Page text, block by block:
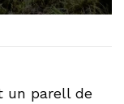
un parell de